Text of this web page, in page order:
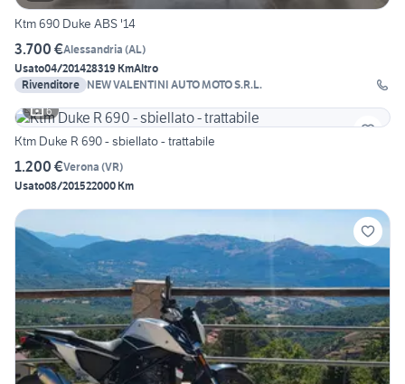
Ktm 690 Duke ABS '14
3.700 €Alessandria (AL)
Usato04/201428319 KmAltro
Rivenditore NEW VALENTINI AUTO MOTO S.R.L.
6
Ktm Duke R 690 - sbiellato - trattabile
1.200 €Verona (VR)
Usato08/201522000 Km